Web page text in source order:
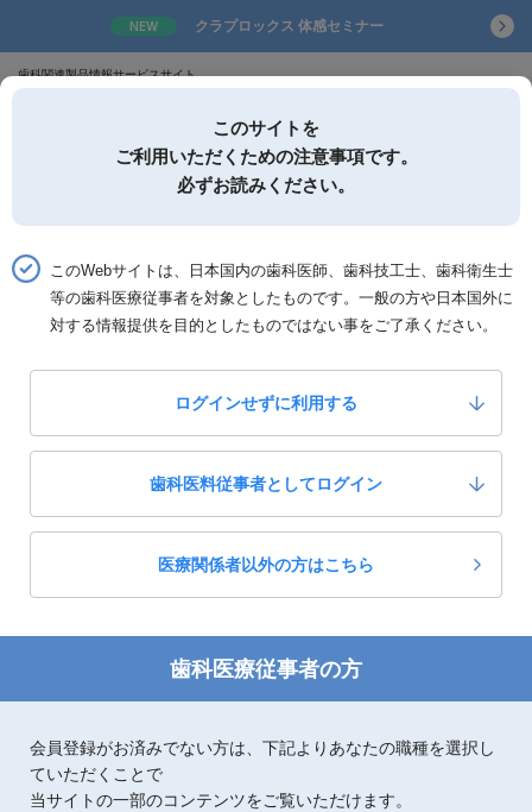
NEW クラプロックス 体感セミナー
歯科関連製品情報サービスサイト
ホーム 製品一覧 製品詳細「デンタルプロ ブラックダイヤ 超極細毛ハブラシ」
内外歯材
デンタルプロ ブラックダイヤ 超極細毛ハブラシ
いいね！0
予防・口腔衛生製品
このサイトを
ご利用いただくための注意事項です。
必ずお読みください。
このWebサイトは、日本国内の歯科医師、歯科技工士、歯科衛生士
等の歯科医療従事者を対象としたものです。一般の方や日本国外に
対する情報提供を目的としたものではない事をご了承ください。
ログインせずに利用する
歯科医料従事者としてログイン
医療関係者以外の方はこちら
歯科医療従事者の方
会員登録がお済みでない方は、下記よりあなたの職種を選択し
ていただくことで
当サイトの一部のコンテンツをご覧いただけます。